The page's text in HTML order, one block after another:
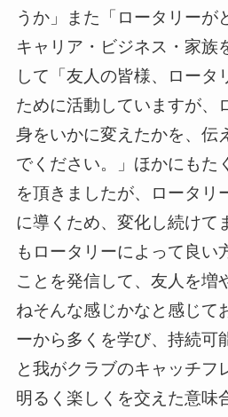
うか」また「ロータリーが
キャリア・ビジネス・家族
して「友人の皆様、ロータ
ために活動していますが、
身をいかに変えたかを、伝
でください。」ほかにもた
を頂きましたが、ロータリ
に導くため、変化し続けて
もロータリーによって良い
ことを発信して、友人を増
ねそんな感じかなと感じて
ーから多くを学び、持続可
と我がクラブのキャッチフ
明るく楽しくを交えた意味